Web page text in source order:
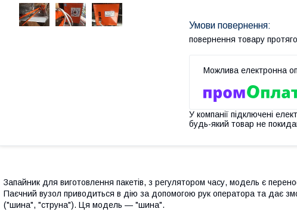
повернення товару
У компанії підключені
будь-який товар не
Запайник для виготовлення пакетів, з регулятором часу, модель є
Паєчний вузол приводиться в дію за допомогою рук оператора та дає
("шина", "струна"). Ця модель — "шина".